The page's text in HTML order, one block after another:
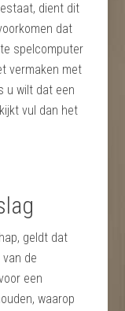
dient dit
dat
spelcomputer
vermaken met
u wilt dat een
vul dan het
geldt dat
de
een
waarop